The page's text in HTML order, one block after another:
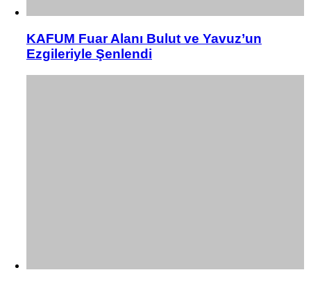
KAFUM Fuar Alanı Bulut ve Yavuz’un
Ezgileriyle Şenlendi